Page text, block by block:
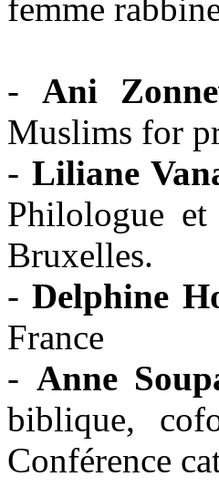
femme
- Ani
Muslims for
- Liliane
Philologue et
Bruxelles.
-Delphine
France
- Anne
biblique,
Conférence